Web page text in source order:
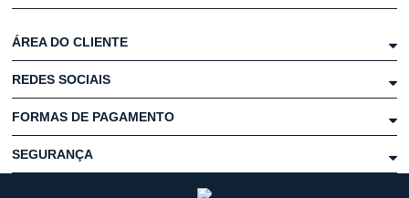
ÁREA DO CLIENTE
REDES SOCIAIS
FORMAS DE PAGAMENTO
SEGURANÇA